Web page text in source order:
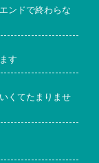
ンドで終わらな
す
くてたまりませ